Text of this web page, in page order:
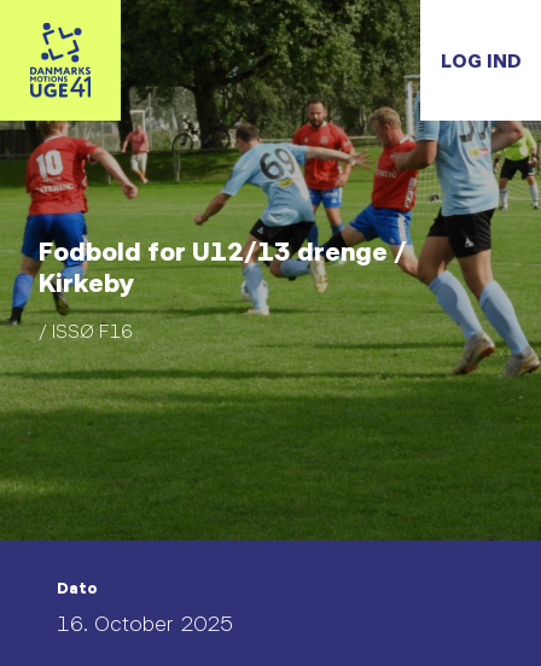
LOG IND
Fodbold for U12/13 drenge /
Kirkeby
/ ISSØ F16
Dato
16. October 2025